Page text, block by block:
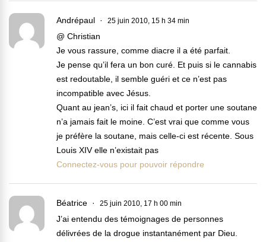
Andrépaul 25 juin 2010, 15 h 34 min
@ Christian
Je vous rassure, comme diacre il a été parfait.
Je pense qu’il fera un bon curé. Et puis si le cannabis
est redoutable, il semble guéri et ce n’est pas
incompatible avec Jésus.
Quant au jean’s, ici il fait chaud et porter une soutane
n’a jamais fait le moine. C’est vrai que comme vous
je préfère la soutane, mais celle-ci est récente. Sous
Louis XIV elle n’existait pas
Connectez-vous pour pouvoir répondre
Béatrice 25 juin 2010, 17 h 00 min
J’ai entendu des témoignages de personnes
délivrées de la drogue instantanément par Dieu.